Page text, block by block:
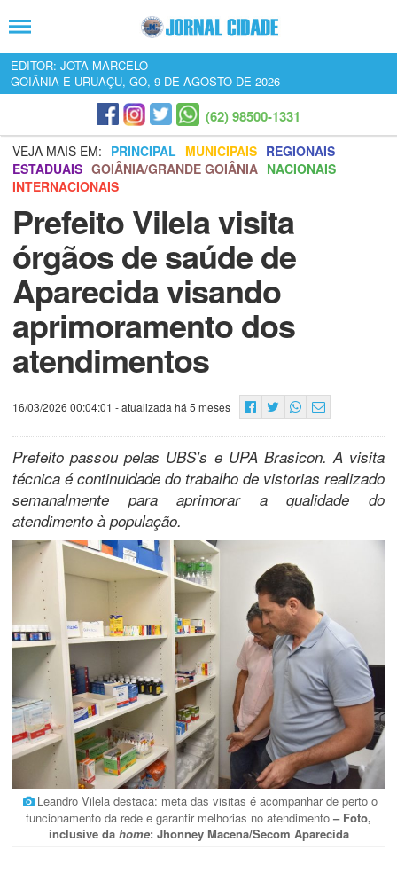
EDITOR: JOTA MARCELO
GOIÂNIA E URUAÇU, GO, 9 DE AGOSTO DE 2026
(62) 98500-1331
VEJA MAIS EM: PRINCIPAL MUNICIPAIS REGIONAIS
ESTADUAIS GOIÂNIA/GRANDE GOIÂNIA NACIONAIS
INTERNACIONAIS
Prefeito Vilela visita
órgãos de saúde de
Aparecida visando
aprimoramento dos
atendimentos
16/03/2026 00:04:01 - atualizada há 5 meses
Prefeito passou pelas UBS’s e UPA Brasicon. A visita
técnica é continuidade do trabalho de vistorias realizado
semanalmente para aprimorar a qualidade do
atendimento à população.
Leandro Vilela destaca: meta das visitas é acompanhar de perto o
funcionamento da rede e garantir melhorias no atendimento – Foto,
inclusive da home: Jhonney Macena/Secom Aparecida